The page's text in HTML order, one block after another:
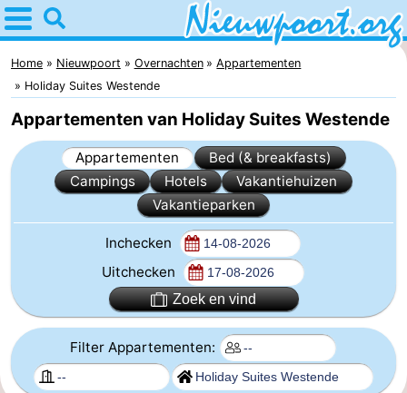
Home
Nieuwpoort
Tips
Voor
kinderen
Overnachten
Appartementen
Holiday
Suites
Nieuwpoort
-
Holiday
Suites
Bed
(&
Campings
Home Nieuwpoort Overnachten
Appartementen
Holiday Suites Westende
Appartementen van Holiday Suites Westende
Appartementen
Bed (& breakfasts)
Campings
Hotels
Vakantiehuizen
Vakantieparken
Inchecken
Uitchecken
Zoek en vind
Filter Appartementen: